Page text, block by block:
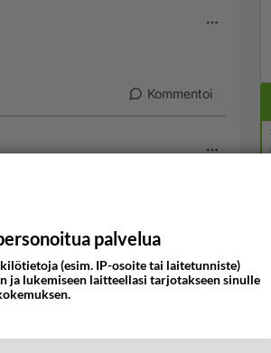
Kommentoi
Kommentoi
palvelua
(esim. IP-osoite tai laitetunniste)
ja lukemiseen laitteellasi tarjotakseen sinulle